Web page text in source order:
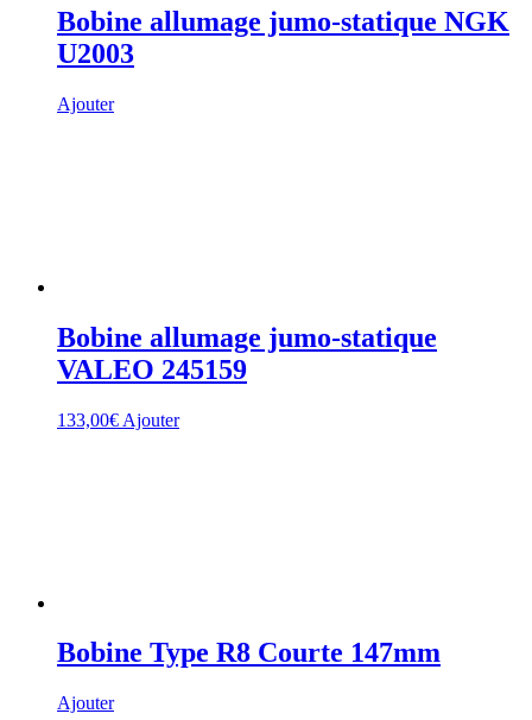
Bobine allumage jumo-statique NGK
U2003
Ajouter
Bobine allumage jumo-statique
VALEO 245159
133,00€ Ajouter
Bobine Type R8 Courte 147mm
Ajouter